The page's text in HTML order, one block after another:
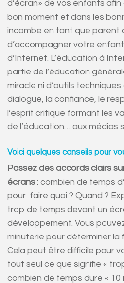
d’écran» de vos enfants afin
bon moment et dans les
incombe en tant que parent
d’accompagner votre
d’Internet. L’éducation à
partie de l’éducation
miracle ni d’outils
dialogue, la confiance, le
l’esprit critique formant les
de l’éducation… aux médias
Voici quelques conseils pour
Passez des accords clairs
écrans : combien de temps
pour faire quoi ? Quand ?
trop de temps devant un
développement. Vous
minuterie pour déterminer la
Cela peut être difficile pour
tout seul ce que signifie «
combien de temps dure « 10